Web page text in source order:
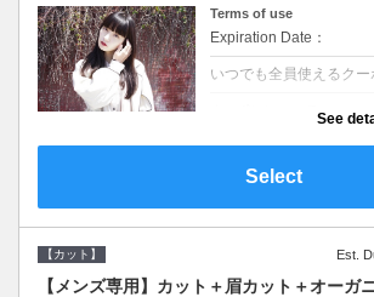
Terms of use
Expiration Date：
いつでも全員使えるクー
ら修復し美髪へと導く
ント☆内側からしっかり
See
Select
【カット】 Est.
【メンズ専用】カット＋眉カット＋オーガ